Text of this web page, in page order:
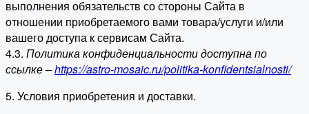
выполнения обязательств со стороны Сайта в
отношении приобретаемого вами товара/услуги и/или
вашего доступа к сервисам Сайта.
4.3. Политика конфиденциальности доступна по
ссылке –https://astro-mosaic.ru/politika-konfidentsialnosti/
5. Условия приобретения и доставки.